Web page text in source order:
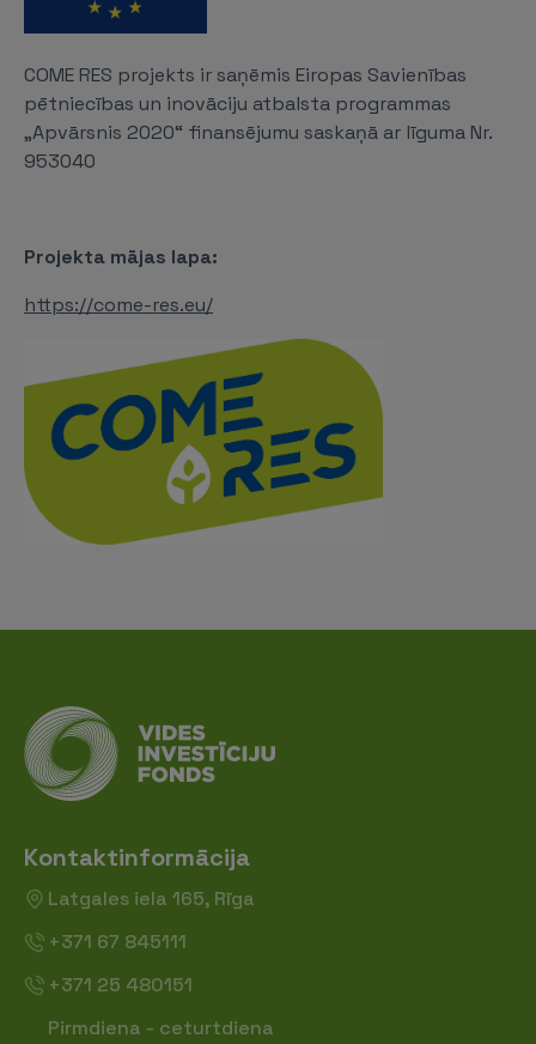
COME RES projekts ir saņēmis Eiropas Savienības
pētniecības un inovāciju atbalsta programmas
„Apvārsnis 2020“ finansējumu saskaņā ar līguma Nr.
953040
Projekta mājas lapa:
https://come-res.eu/
Kontaktinformācija
Latgales iela 165, Rīga
+371 67 845111
+371 25 480151
Pirmdiena - ceturtdiena